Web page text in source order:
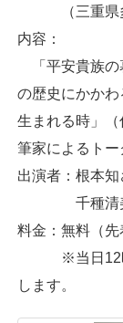
（三重県多
内容：
「平安貴族の
の歴史にかか
生まれる時」
筆家によるト
出演者：根本知
千種清美さ
料金：無料（先
※当日12時
します。